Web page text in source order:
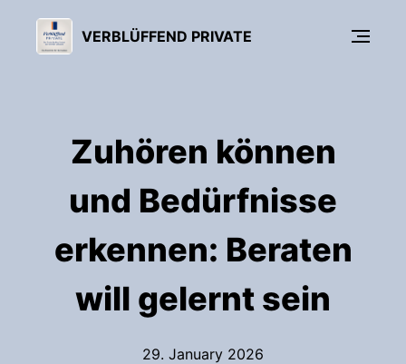
VERBLÜFFEND PRIVATE
Zuhören können
und Bedürfnisse
erkennen: Beraten
will gelernt sein
29. January 2026